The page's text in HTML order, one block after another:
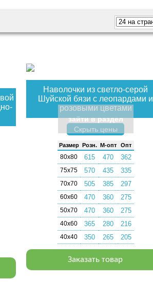
Наволочки из светло-серой
Шуйской бязи с леопардами и
розовыми цветами
зайти в раздел
Скрыть цены
Раз­мер Розн. М-опт Опт
80х80 615 470 362
75х75 570 435 335
70х70 505 385 297
60х60 470 360 275
50х70 470 360 275
40х60 365 280 216
40х40 350 265 205
Заказать товар